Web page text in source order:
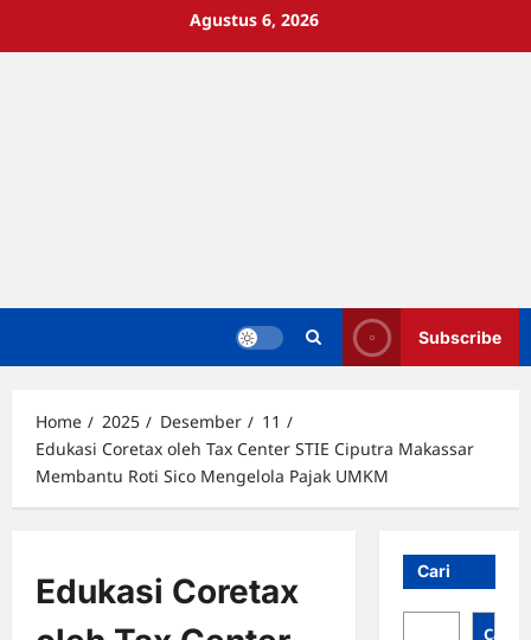
Agustus 6, 2026
Subscribe
Home 2025 Desember
11
Edukasi Coretax oleh Tax Center STIE Ciputra Makassar
Membantu Roti Sico Mengelola Pajak UMKM
Edukasi Coretax
Cari
Cari